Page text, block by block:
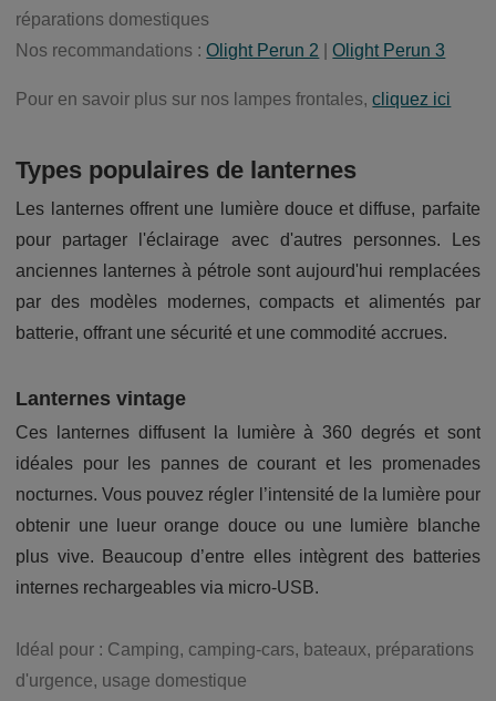
réparations domestiques
Nos recommandations :Olight Perun 2 |Olight Perun 3
Pour en savoir plus sur nos lampes frontales,cliquez ici
Types populaires de lanternes
Les lanternes offrent une lumière douce et diffuse, parfaite
pour partager l'éclairage avec d'autres personnes. Les
anciennes lanternes à pétrole sont aujourd'hui remplacées
par des modèles modernes, compacts et alimentés par
batterie, offrant une sécurité et une commodité accrues.
Lanternes vintage
Ces lanternes diffusent la lumière à 360 degrés et sont
idéales pour les pannes de courant et les promenades
nocturnes. Vous pouvez régler l’intensité de la lumière pour
obtenir une lueur orange douce ou une lumière blanche
plus vive. Beaucoup d’entre elles intègrent des batteries
internes rechargeables via micro-USB.
Idéal pour : Camping, camping-cars, bateaux, préparations
d'urgence, usage domestique